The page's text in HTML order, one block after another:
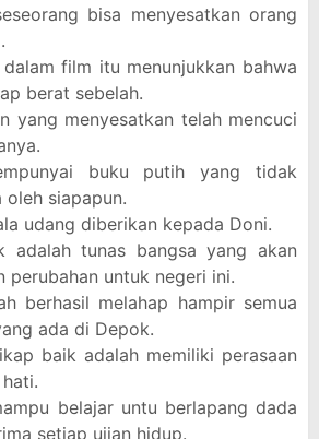
bisa menyesatkan orang
dalam film itu menunjukkan bahwa
berat sebelah.
yang menyesatkan telah mencuci
buku putih yang tidak
siapapun.
udang diberikan kepada Doni.
adalah tunas bangsa yang akan
perubahan untuk negeri ini.
berhasil melahap hampir semua
ada di Depok.
baik adalah memiliki perasaan
belajar untu berlapang dada
setiap ujian hidup.